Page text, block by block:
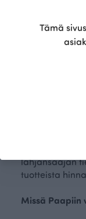
kanssa
päivänä,
lahjansaajan
tuotteista
Missä
Tämä